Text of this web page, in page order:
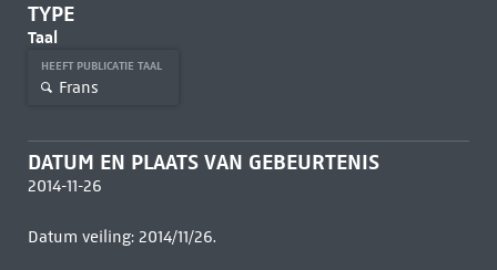
TYPE
Taal
HEEFT PUBLICATIE TAAL
Frans
DATUM EN PLAATS VAN GEBEURTENIS
2014-11-26
Datum veiling: 2014/11/26.